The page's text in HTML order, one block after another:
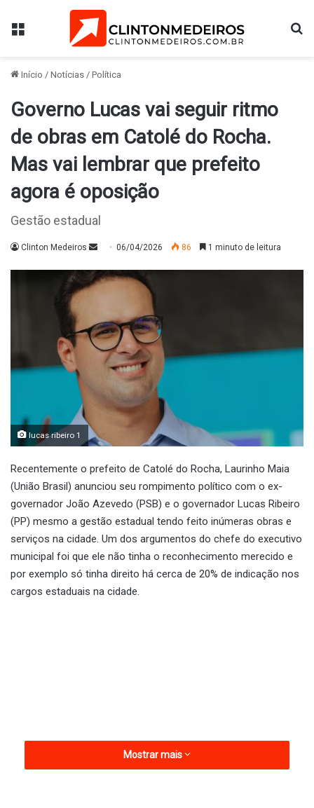
Menu
Início / Notícias / Política
Governo Lucas vai seguir ritmo
de obras em Catolé do Rocha.
Mas vai lembrar que prefeito
agora é oposição
Gestão estadual
Clinton Medeiros
Mande
e-
06/04/2026 86 1 minuto de leitura
lucas ribeiro 1
Recentemente o prefeito de Catolé do Rocha, Laurinho Maia
(União Brasil) anunciou seu rompimento político com o ex-
governador João Azevedo (PSB) e o governador Lucas Ribeiro
(PP) mesmo a gestão estadual tendo feito inúmeras obras e
serviços na cidade. Um dos argumentos do chefe do executivo
municipal foi que ele não tinha o reconhecimento merecido e
por exemplo só tinha direito há cerca de 20% de indicação nos
cargos estaduais na cidade.
Mostrar mais